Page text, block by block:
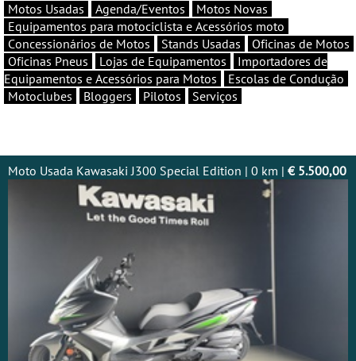
Motos Usadas Agenda/Eventos
Motos Novas
Equipamentos para motociclista e Acessórios moto
Concessionários de Motos
Stands Usadas
Oficinas de Motos
Oficinas Pneus
Lojas de Equipamentos
Importadores de
Equipamentos e Acessórios para Motos
Escolas de Condução
Motoclubes
Bloggers Pilotos Serviços
Moto Usada Kawasaki J300 Special Edition | 0 km | € 5.500,00